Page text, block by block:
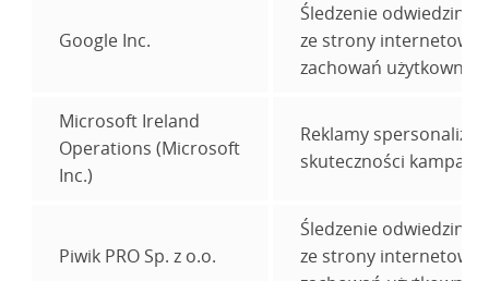
Google Inc.
Śledzenie odwiedzin
ze strony internetowej
zachowań
Microsoft Ireland
Operations (Microsoft
Inc.)
Reklamy
skuteczności
Piwik PRO Sp. z o.o.
Śledzenie odwiedzin
ze strony internetowej